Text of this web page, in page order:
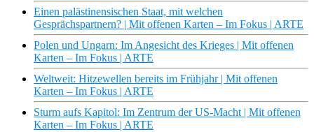
Einen palästinensischen Staat, mit welchen
Gesprächspartnern? | Mit offenen Karten – Im Fokus | ARTE
Polen und Ungarn: Im Angesicht des Krieges | Mit offenen
Karten – Im Fokus | ARTE
Weltweit: Hitzewellen bereits im Frühjahr | Mit offenen
Karten – Im Fokus | ARTE
Sturm aufs Kapitol: Im Zentrum der US-Macht | Mit offenen
Karten – Im Fokus | ARTE